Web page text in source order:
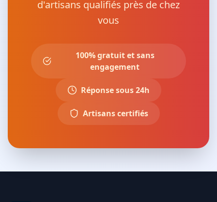
d'artisans qualifiés près de chez
vous
100% gratuit et sans
engagement
Réponse sous 24h
Artisans certifiés